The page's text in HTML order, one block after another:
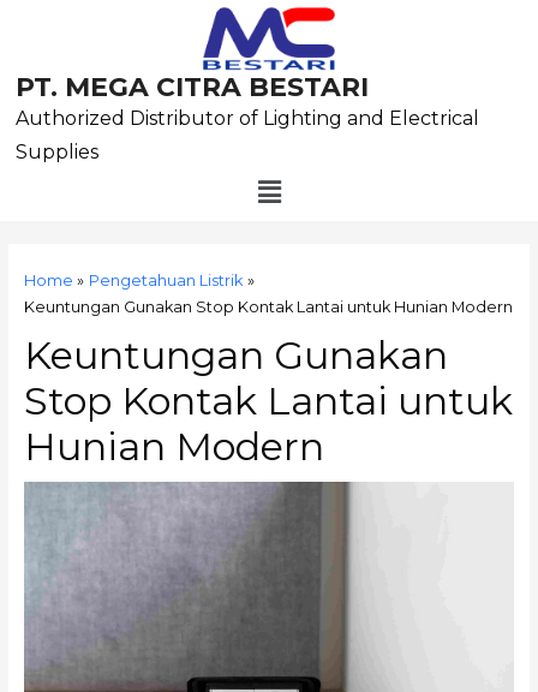
PT. MEGA CITRA BESTARI
Authorized Distributor of Lighting and Electrical
Supplies
Menu
Home
Pengetahuan Listrik
Keuntungan Gunakan Stop Kontak Lantai untuk Hunian Modern
Keuntungan Gunakan
Stop Kontak Lantai untuk
Hunian Modern